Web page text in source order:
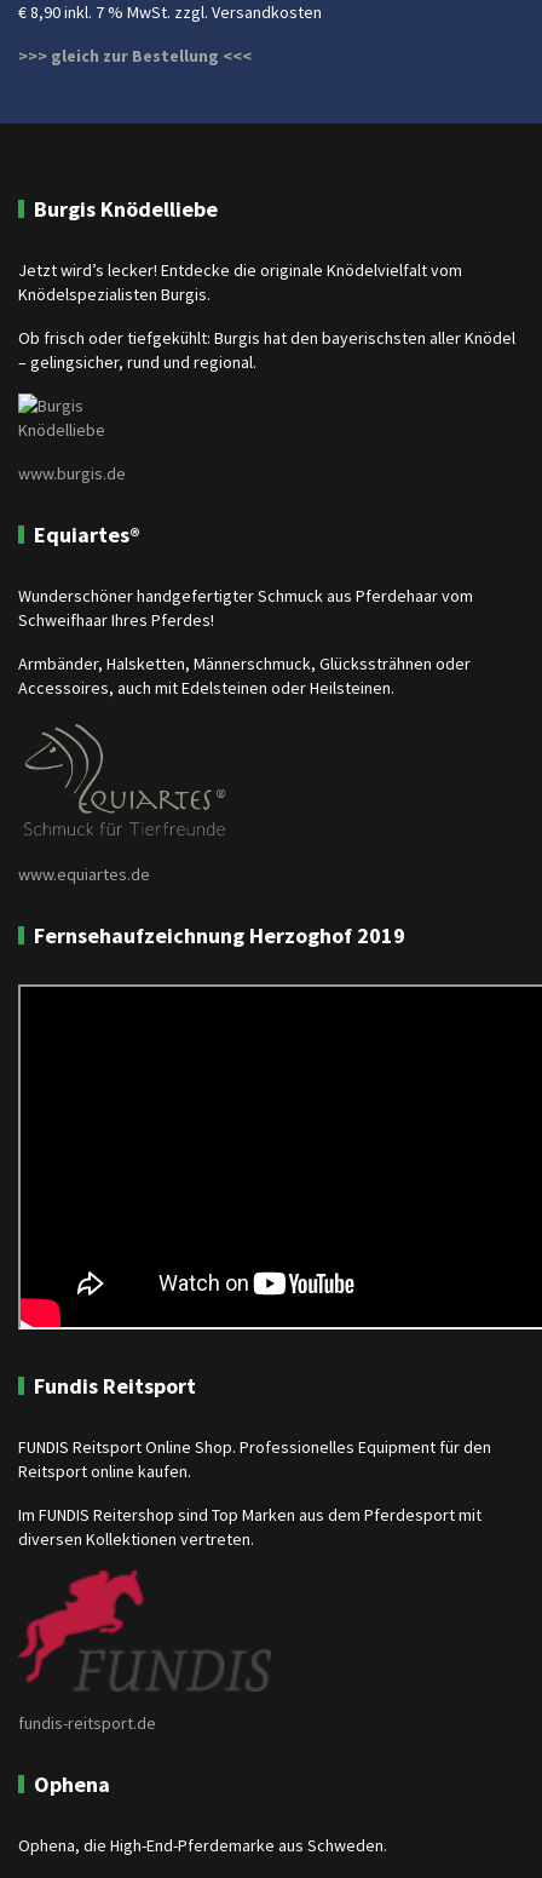
€ 8,90 inkl. 7 % MwSt. zzgl. Versandkosten
>>> gleich zur Bestellung <<<
Burgis Knödelliebe
Jetzt wird’s lecker! Entdecke die originale Knödelvielfalt vom
Knödelspezialisten Burgis.
Ob frisch oder tiefgekühlt: Burgis hat den bayerischsten aller Knödel
– gelingsicher, rund und regional.
www.burgis.de
Equiartes®
Wunderschöner handgefertigter Schmuck aus Pferdehaar vom
Schweifhaar Ihres Pferdes!
Armbänder, Halsketten, Männerschmuck, Glückssträhnen oder
Accessoires, auch mit Edelsteinen oder Heilsteinen.
www.equiartes.de
Fernsehaufzeichnung Herzoghof 2019
Fundis Reitsport
FUNDIS Reitsport Online Shop. Professionelles Equipment für den
Reitsport online kaufen.
Im FUNDIS Reitershop sind Top Marken aus dem Pferdesport mit
diversen Kollektionen vertreten.
fundis-reitsport.de
Ophena
Ophena, die High-End-Pferdemarke aus Schweden.